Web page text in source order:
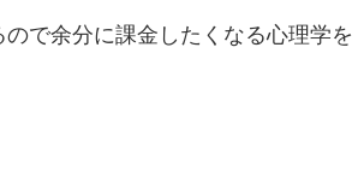
で余分に課金したくなる心理学を